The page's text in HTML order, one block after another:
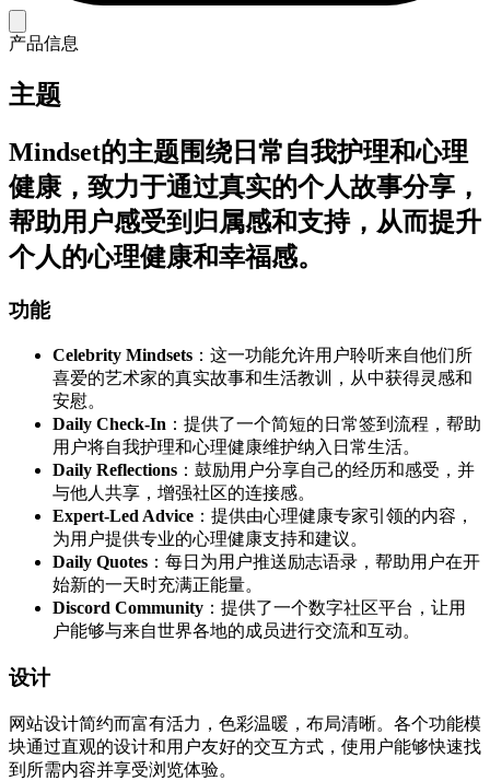
产品信息
主题
Mindset的主题围绕日常自我护理和心理
健康，致力于通过真实的个人故事分享，
帮助用户感受到归属感和支持，从而提升
个人的心理健康和幸福感。
功能
Celebrity Mindsets ：这一功能允许用户聆听来自他们所
喜爱的艺术家的真实故事和生活教训，从中获得灵感和
安慰。
Daily Check-In ：提供了一个简短的日常签到流程，帮助
用户将自我护理和心理健康维护纳入日常生活。
Daily Reflections ：鼓励用户分享自己的经历和感受，并
与他人共享，增强社区的连接感。
Expert-Led Advice ：提供由心理健康专家引领的内容，
为用户提供专业的心理健康支持和建议。
Daily Quotes ：每日为用户推送励志语录，帮助用户在开
始新的一天时充满正能量。
Discord Community ：提供了一个数字社区平台，让用
户能够与来自世界各地的成员进行交流和互动。
设计
网站设计简约而富有活力，色彩温暖，布局清晰。各个功能模
块通过直观的设计和用户友好的交互方式，使用户能够快速找
到所需内容并享受浏览体验。